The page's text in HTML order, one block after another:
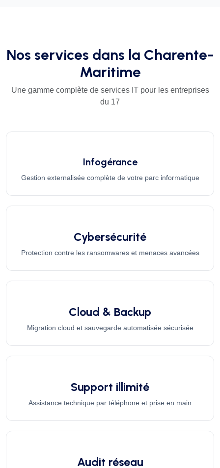
Nos services dans la Charente-
Maritime
Une gamme complète de services IT pour les entreprises
du 17
Infogérance
Gestion externalisée complète de votre parc informatique
Cybersécurité
Protection contre les ransomwares et menaces avancées
Cloud & Backup
Migration cloud et sauvegarde automatisée sécurisée
Support illimité
Assistance technique par téléphone et prise en main
Audit réseau